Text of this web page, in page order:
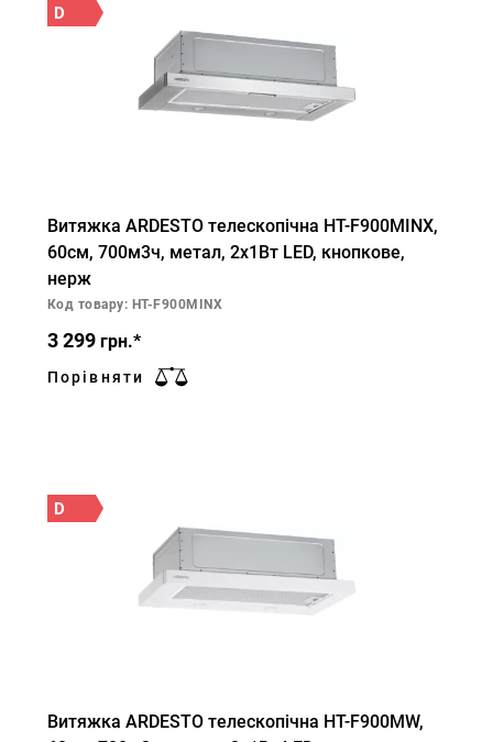
D
Витяжка ARDESTO телескопічна HT-F900MINX,
60см, 700м3ч, метал, 2х1Вт LED, кнопкове,
нерж
Код товару: HT-F900MINX
3 299 грн.*
Порівняти
D
Витяжка ARDESTO телескопічна HT-F900MW,